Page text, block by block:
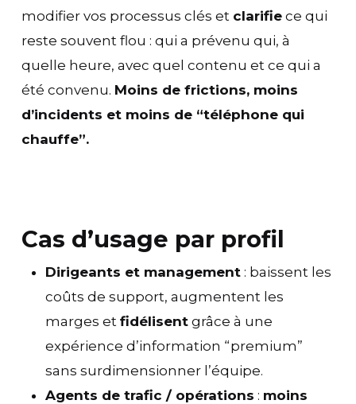
modifier vos processus clés et clarifiece qui
reste souvent flou : qui a prévenu qui, à
quelle heure, avec quel contenu et ce qui a
été convenu. Moins de frictions, moins
d’incidents et moins de “téléphone qui
chauffe”.
Cas d’usage par profil
Dirigeants et management: baissent les
coûts de support, augmentent les
marges et fidélisentgrâce à une
expérience d’information “premium”
sans surdimensionner l’équipe.
Agents de trafic / opérations : moins